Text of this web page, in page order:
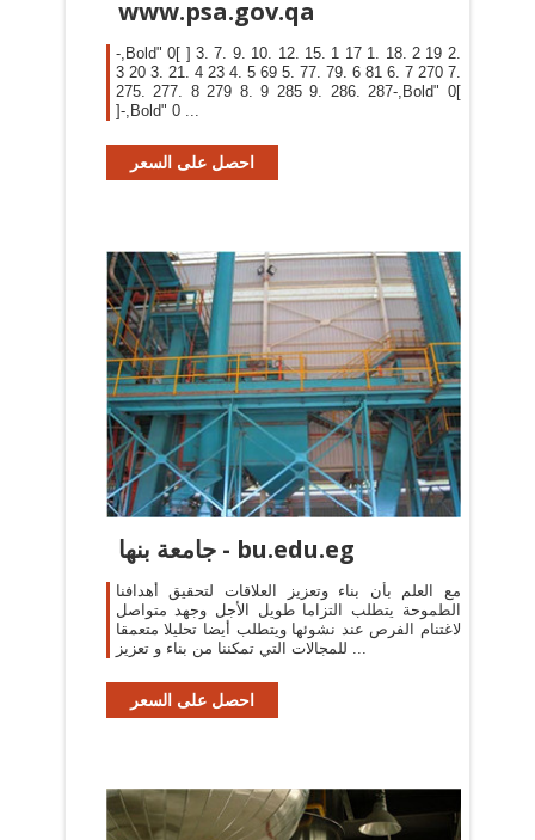
www.psa.gov.qa
-,Bold" 0[ ] 3. 7. 9. 10. 12. 15. 1 17 1. 18. 2 19 2.
3 20 3. 21. 4 23 4. 5 69 5. 77. 79. 6 81 6. 7 270 7.
275. 277. 8 279 8. 9 285 9. 286. 287-,Bold" 0[
]-,Bold" 0 ...
احصل على السعر
جامعة بنها - bu.edu.eg
مع العلم بأن بناء وتعزيز العلاقات لتحقيق أهدافنا
الطموحة يتطلب التزاما طويل الأجل وجهد متواصل
لاغتنام الفرص عند نشوئها ويتطلب أيضا تحليلا متعمقا
للمجالات التي تمكننا من بناء و تعزيز ...
احصل على السعر